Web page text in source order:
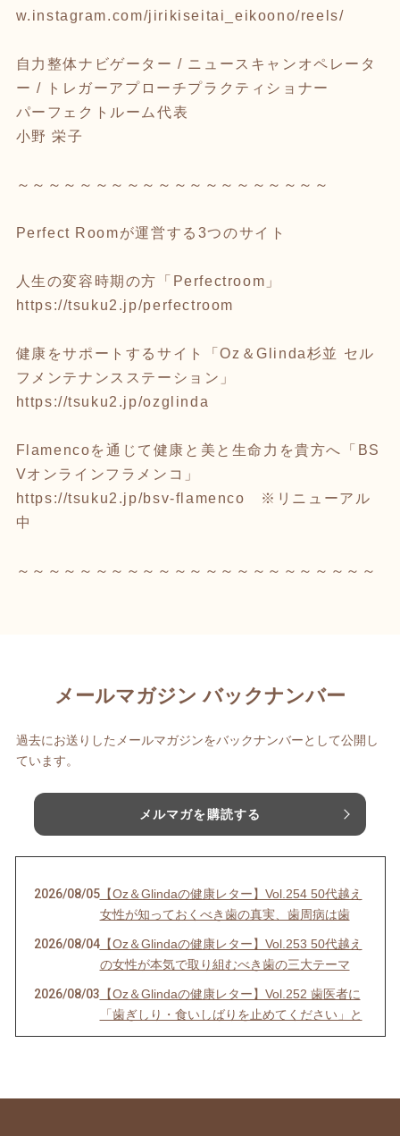
w.instagram.com/jirikiseitai_eikoono/reels/
自力整体ナビゲーター / ニュースキャンオペレータ
ー / トレガーアプローチプラクティショナー
パーフェクトルーム代表
小野 栄子
～～～～～～～～～～～～～～～～～～～～
Perfect Roomが運営する3つのサイト
人生の変容時期の方「Perfectroom」
https://tsuku2.jp/perfectroom
健康をサポートするサイト「Oz＆Glinda杉並 セル
フメンテナンスステーション」
https://tsuku2.jp/ozglinda
Flamencoを通じて健康と美と生命力を貴方へ「BS
Vオンラインフラメンコ」
https://tsuku2.jp/bsv-flamenco ※リニューアル
中
～～～～～～～～～～～～～～～～～～～～～～～
メールマガジン バックナンバー
過去にお送りしたメールマガジンをバックナンバーとして公開し
ています。
メルマガを購読する
2026/08/05【Oz＆Glindaの健康レター】Vol.254 50代越え
女性が知っておくべき歯の真実、歯周病は歯
2026/08/04【Oz＆Glindaの健康レター】Vol.253 50代越え
の女性が本気で取り組むべき歯の三大テーマ
2026/08/03 【Oz＆Glindaの健康レター】Vol.252 歯医者に
「歯ぎしり・食いしばりを止めてください」と